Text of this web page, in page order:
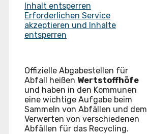
Inhalt entsperren
Erforderlichen Service
akzeptieren und Inhalte
entsperren
Offizielle Abgabestellen für
Abfall heißen Wertstoffhöfe
und haben in den Kommunen
eine wichtige Aufgabe beim
Sammeln von Abfällen und dem
Verwerten von verschiedenen
Abfällen für das Recycling.